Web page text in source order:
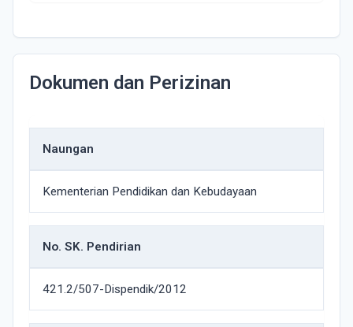
Dokumen dan Perizinan
Naungan
Kementerian Pendidikan dan Kebudayaan
No. SK. Pendirian
421.2/507-Dispendik/2012